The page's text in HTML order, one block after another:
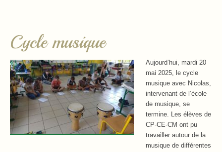
Cycle musique
Aujourd’hui, mardi 20
mai 2025, le cycle
musique avec Nicolas,
intervenant de l’école
de musique, se
termine. Les élèves de
CP-CE-CM ont pu
travailler autour de la
musique de différentes